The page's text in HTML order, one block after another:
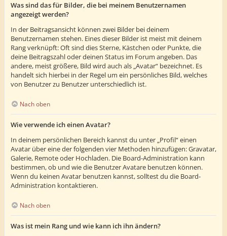
Was sind das für Bilder, die bei meinem Benutzernamen
angezeigt werden?
In der Beitragsansicht können zwei Bilder bei deinem
Benutzernamen stehen. Eines dieser Bilder ist meist mit deinem
Rang verknüpft: Oft sind dies Sterne, Kästchen oder Punkte, die
deine Beitragszahl oder deinen Status im Forum angeben. Das
andere, meist größere, Bild wird auch als „Avatar“ bezeichnet. Es
handelt sich hierbei in der Regel um ein persönliches Bild, welches
von Benutzer zu Benutzer unterschiedlich ist.
Nach oben
Wie verwende ich einen Avatar?
In deinem persönlichen Bereich kannst du unter „Profil“ einen
Avatar über eine der folgenden vier Methoden hinzufügen: Gravatar,
Galerie, Remote oder Hochladen. Die Board-Administration kann
bestimmen, ob und wie die Benutzer Avatare benutzen können.
Wenn du keinen Avatar benutzen kannst, solltest du die Board-
Administration kontaktieren.
Nach oben
Was ist mein Rang und wie kann ich ihn ändern?